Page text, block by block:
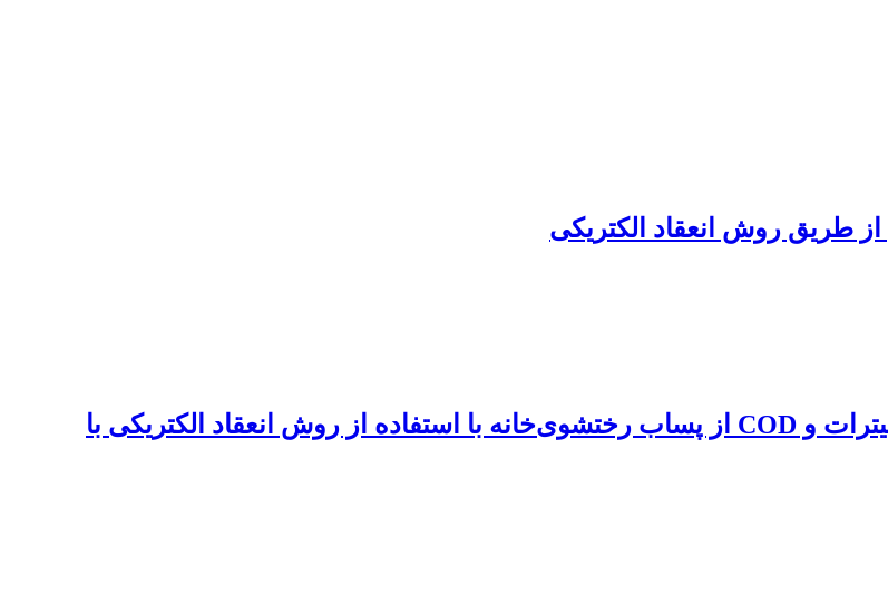
طریق روش انعقاد الکتریکی
تأثیر شرایط عملیاتی بر کارایی حذف همزمان فسفات، نیترات و COD از پساب رختشوی‌خانه با استفاده از روش انعقاد الکتریکی با